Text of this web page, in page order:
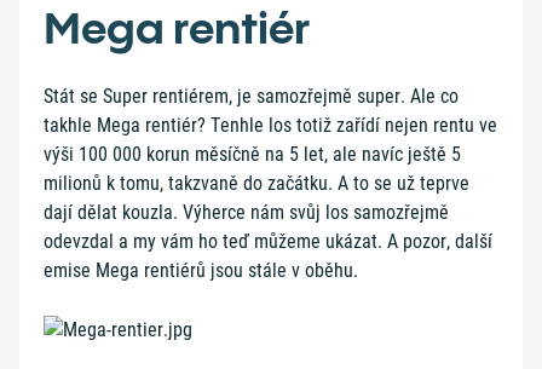
Mega rentiér
Stát se Super rentiérem, je samozřejmě super. Ale co
takhle Mega rentiér? Tenhle los totiž zařídí nejen rentu ve
výši 100 000 korun měsíčně na 5 let, ale navíc ještě 5
milionů k tomu, takzvaně do začátku. A to se už teprve
dají dělat kouzla. Výherce nám svůj los samozřejmě
odevzdal a my vám ho teď můžeme ukázat. A pozor, další
emise Mega rentiérů jsou stále v oběhu.